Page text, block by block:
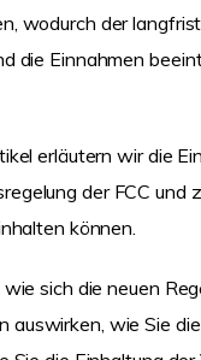
wodurch der
die Einnahmen
erläutern wir die
der FCC und
können.
sich die neuen
auswirken, wie Sie